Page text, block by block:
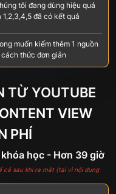
TỪ YOUTUBE
VIEW
PHÍ
học - Hơn 39 giờ
cả sau khi ra mắt (tại vì nội dung
tôi đang dùng hiệu quả
đã có kết quả
muốn kiếm thêm 1 nguồn
thức đơn giản